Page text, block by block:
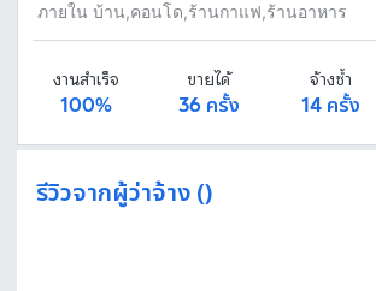
ภายใน บ้าน,คอนโด,ร้านกาแฟ,ร้านอาหาร
งานสำเร็จ
100%
ขายได้
36 ครั้ง
จ้างซ้ำ
14 ครั้ง
รีวิวจากผู้ว่าจ้าง ()